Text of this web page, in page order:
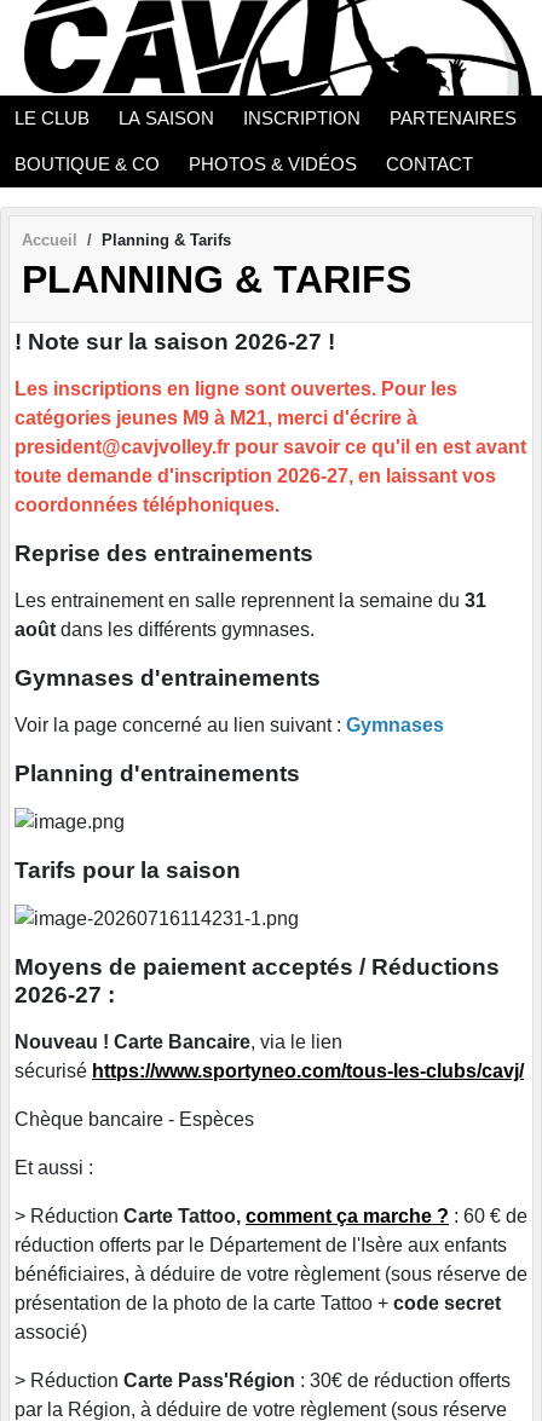
LE CLUB LA SAISON INSCRIPTION PARTENAIRES
BOUTIQUE & CO PHOTOS & VIDÉOS CONTACT
Accueil Planning & Tarifs
PLANNING & TARIFS
! Note sur la saison 2026-27 !
Les inscriptions en ligne sont ouvertes. Pour les
catégories jeunes M9 à M21, merci d'écrire à
president@cavjvolley.fr pour savoir ce qu'il en est avant
toute demande d'inscription 2026-27, en laissant vos
coordonnées téléphoniques.
Reprise des entrainements
Les entrainement en salle reprennent la semaine du 31
août dans les différents gymnases.
Gymnases d'entrainements
Voir la page concerné au lien suivant : Gymnases
Planning d'entrainements
Tarifs pour la saison
Moyens de paiement acceptés / Réductions
2026-27 :
Nouveau ! Carte Bancaire, via le lien
sécurisé https://www.sportyneo.com/tous-les-clubs/cavj/
Chèque bancaire - Espèces
Et aussi :
> Réduction Carte Tattoo, comment ça marche ? : 60 € de
réduction offerts par le Département de l'Isère aux enfants
bénéficiaires, à déduire de votre règlement (sous réserve de
présentation de la photo de la carte Tattoo + code secret
associé)
>​ Réduction Carte Pass'Région : 30€ de réduction offerts
par la Région, à déduire de votre règlement (sous réserve
Panneau de gestion des cookies